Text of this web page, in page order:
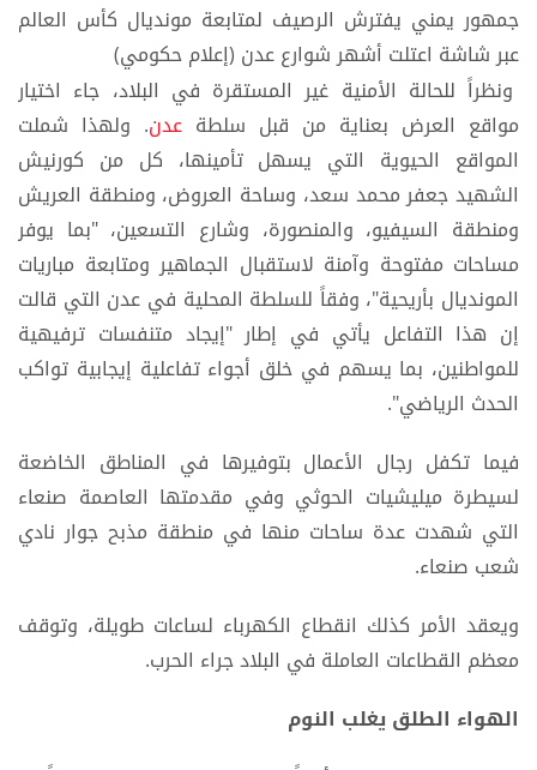
جمهور يمني يفترش الرصيف لمتابعة مونديال كأس العالم
عبر شاشة اعتلت أشهر شوارع عدن (إعلام حكومي)
ونظراً للحالة الأمنية غير المستقرة في البلاد، جاء اختيار
مواقع العرض بعناية من قبل سلطة عدن. ولهذا شملت
المواقع الحيوية التي يسهل تأمينها، كل من كورنيش
الشهيد جعفر محمد سعد، وساحة العروض، ومنطقة العريش
ومنطقة السيفيو، والمنصورة، وشارع التسعين، "بما يوفر
مساحات مفتوحة وآمنة لاستقبال الجماهير ومتابعة مباريات
المونديال بأريحية"، وفقاً للسلطة المحلية في عدن التي قالت
إن هذا التفاعل يأتي في إطار "إيجاد متنفسات ترفيهية
للمواطنين، بما يسهم في خلق أجواء تفاعلية إيجابية تواكب
الحدث الرياضي".
فيما تكفل رجال الأعمال بتوفيرها في المناطق الخاضعة
لسيطرة ميليشيات الحوثي وفي مقدمتها العاصمة صنعاء
التي شهدت عدة ساحات منها في منطقة مذبح جوار نادي
شعب صنعاء.
ويعقد الأمر كذلك انقطاع الكهرباء لساعات طويلة، وتوقف
معظم القطاعات العاملة في البلاد جراء الحرب.
الهواء الطلق يغلب النوم